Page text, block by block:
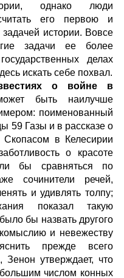
однако люди
его первою и
истории. Вовсе
задачи ее более
делах
искать себе похвал.
о войне в
быть наилучше
поименованный
59 Газы и в рассказе о
в Келесирии
о красоте
бы сравняться по
сочинители речей,
и удивлять толпу;
показал такую
бы назвать другого
и невежеству
прежде всего
Зенон утверждает, что
числом конных